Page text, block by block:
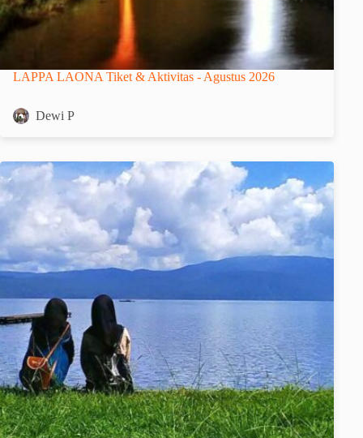
LAPPA LAONA Tiket & Aktivitas - Agustus 2026
Dewi P